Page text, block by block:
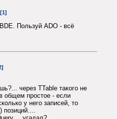
[1]
Пользуй ADO - всё
через TTable такого не
общем простое - если
у него записей, то
позиций....